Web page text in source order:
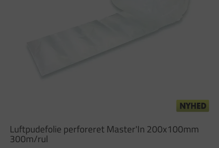
Luftpudefolie perforeret Master'In 200x100mm
300m/rul